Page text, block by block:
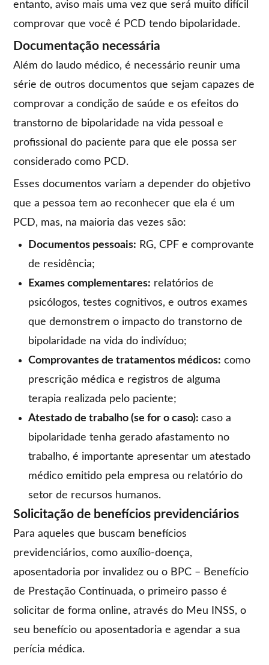
entanto, aviso mais uma vez que será muito difícil
comprovar que você é PCD tendo bipolaridade.
Documentação necessária
Além do laudo médico, é necessário reunir uma
série de outros documentos que sejam capazes de
comprovar a condição de saúde e os efeitos do
transtorno de bipolaridade na vida pessoal e
profissional do paciente para que ele possa ser
considerado como PCD.
Esses documentos variam a depender do objetivo
que a pessoa tem ao reconhecer que ela é um
PCD, mas, na maioria das vezes são:
Documentos pessoais: RG, CPF e comprovante
de residência;
Exames complementares: relatórios de
psicólogos, testes cognitivos, e outros exames
que demonstrem o impacto do transtorno de
bipolaridade na vida do indivíduo;
Comprovantes de tratamentos médicos: como
prescrição médica e registros de alguma
terapia realizada pelo paciente;
Atestado de trabalho (se for o caso):caso a
bipolaridade tenha gerado afastamento no
trabalho, é importante apresentar um atestado
médico emitido pela empresa ou relatório do
setor de recursos humanos.
Solicitação de benefícios previdenciários
Para aqueles que buscam benefícios
previdenciários, como auxílio-doença,
aposentadoria por invalidez ou o BPC – Benefício
de Prestação Continuada, o primeiro passo é
solicitar de forma online, através do Meu INSS, o
seu benefício ou aposentadoria e agendar a sua
perícia médica.